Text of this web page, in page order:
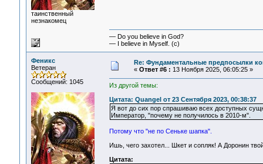
таинственный
незнакомец
— Do you believe in God?
— I believe in Myself. (c)
Феникс
Ветеран
Сообщений: 1045
Re: Фундаментальные предпосылки
« Ответ #6 : 13 Ноября 2025, 06:05:25 »
Из другой темы:
Цитата: Quangel от 23 Сентября 2023, 00:38:37
Я вот до сих пор спрашиваю всех доступных
Император, "почему не получилось в 2010-м".
Потому что "не по Сеньке шапка".
Ишь, чего захотел... Шкет и сопляк! А Доронин
Цитата: